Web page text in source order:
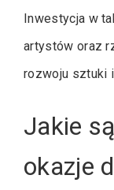
Inwestycja w
artystów oraz
rozwoju sztuki
Jakie
okazje